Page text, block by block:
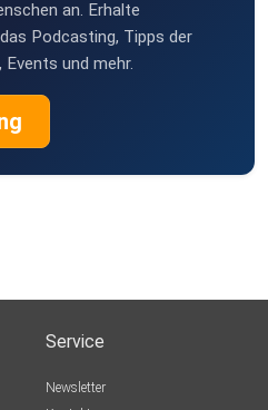
an. Erhalte
Podcasting, Tipps der
und mehr.
Service
Newsletter